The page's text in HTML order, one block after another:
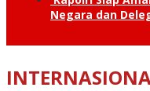
Negara dan